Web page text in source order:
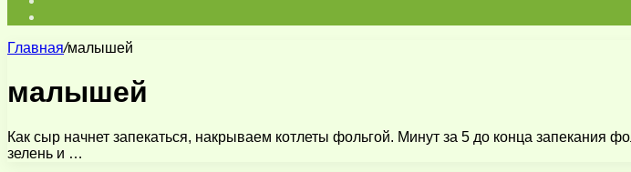
Главная/малышей
малышей
Как сыр начнет запекаться, накрываем котлеты фольгой. Минут за 5 до конца запекания
зелень и …